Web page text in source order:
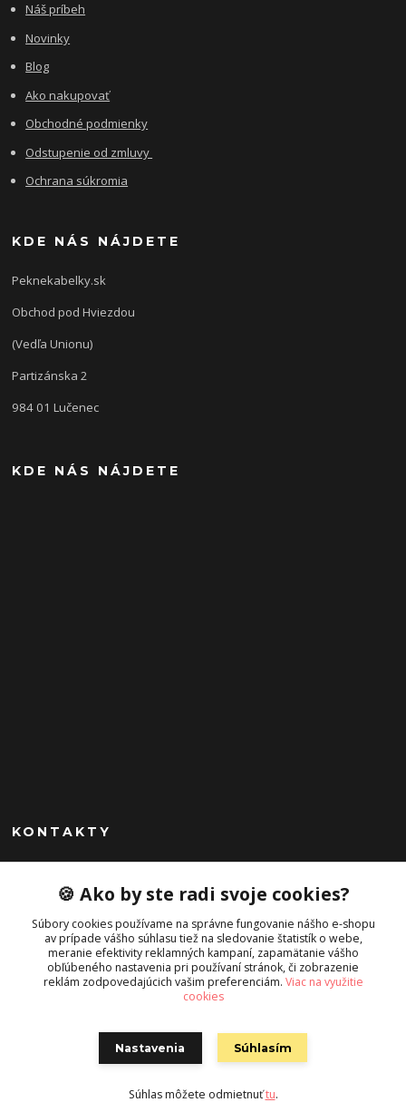
Náš príbeh
Novinky
Blog
Ako nakupovať
Obchodné podmienky
Odstupenie od zmluvy
Ochrana súkromia
KDE NÁS NÁJDETE
Peknekabelky.sk
Obchod pod Hviezdou
(Vedľa Unionu)
Partizánska 2
984 01 Lučenec
KDE NÁS NÁJDETE
KONTAKTY
Peknekabelky.sk
+421 949747302
Po-Pia 10-16
info@peknekabelky.sk
Vytvorené na Eshop-rychlo.sk
🍪 Ako by ste radi svoje cookies?
Súbory cookies používame na správne fungovanie nášho e-shopu
av prípade vášho súhlasu tiež na sledovanie štatistík o webe,
meranie efektivity reklamných kampaní, zapamätanie vášho
obľúbeného nastavenia pri používaní stránok, či zobrazenie
reklám zodpovedajúcich vašim preferenciám. Viac na využitie
cookies
Nastavenia Súhlasím
Súhlas môžete odmietnuťtu.